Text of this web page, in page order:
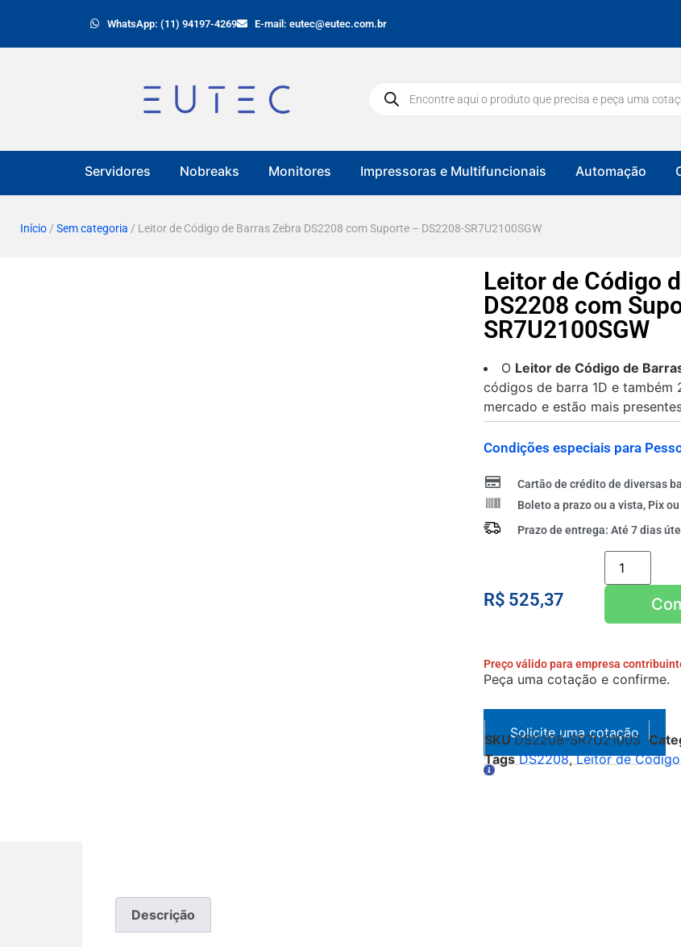
WhatsApp: (11) 94197-4269 E-mail: eutec@eutec.com.br
Servidores Nobreaks Monitores Impressoras e Multifuncionais Automação
Início / Sem categoria / Leitor de Código de Barras Zebra DS2208 com Suporte – DS2208-SR7U2100SGW
Leitor de Código
DS2208 com
SR7U2100SGW
O Leitor de Código de
códigos de barra 1D e também
mercado e estão mais
Condições especiais para
Cartão de crédito de diversas
Boleto a prazo ou a vista, Pix
Prazo de entrega: Até 7 dias
R$ 525,37
Preço válido para empresa
Peça uma cotação e confirme.
SKUDS2208-SR7U2100S
Tags DS2208,Leitor de
Descrição